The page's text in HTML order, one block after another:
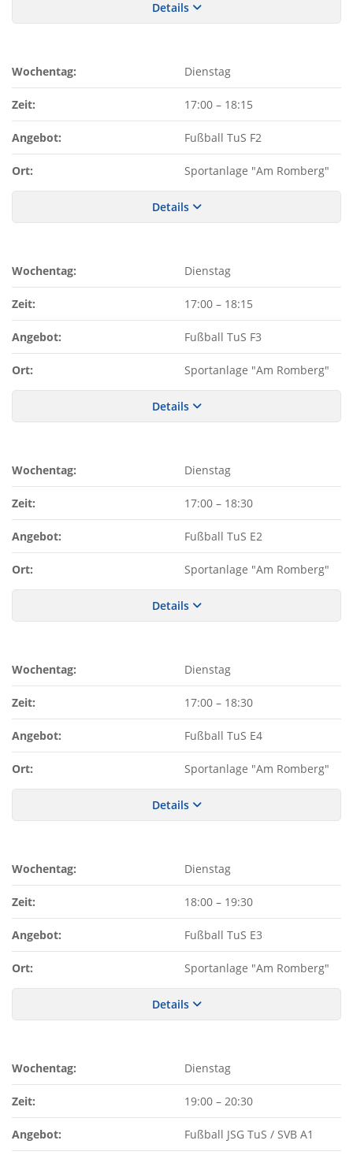
Details
Wochentag: Dienstag
Zeit: 17:00 – 18:15
Angebot: Fußball TuS F2
Ort: Sportanlage "Am Romberg"
Details
Wochentag: Dienstag
Zeit: 17:00 – 18:15
Angebot: Fußball TuS F3
Ort: Sportanlage "Am Romberg"
Details
Wochentag: Dienstag
Zeit: 17:00 – 18:30
Angebot: Fußball TuS E2
Ort: Sportanlage "Am Romberg"
Details
Wochentag: Dienstag
Zeit: 17:00 – 18:30
Angebot: Fußball TuS E4
Ort: Sportanlage "Am Romberg"
Details
Wochentag: Dienstag
Zeit: 18:00 – 19:30
Angebot: Fußball TuS E3
Ort: Sportanlage "Am Romberg"
Details
Wochentag: Dienstag
Zeit: 19:00 – 20:30
Angebot: Fußball JSG TuS / SVB A1